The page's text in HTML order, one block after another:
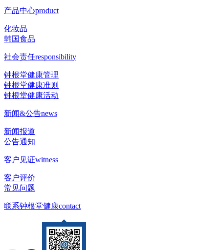
产品中心product
化妆品
韩国食品
社会责任responsibility
钟根堂健康管理
钟根堂健康准则
钟根堂健康活动
新闻&公告news
新闻报道
公告通知
客户见证witness
客户评价
常见问题
联系钟根堂健康contact